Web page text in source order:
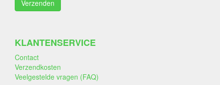
KLANTENSERVICE
Contact
Verzendkosten
Veelgestelde vragen (FAQ)